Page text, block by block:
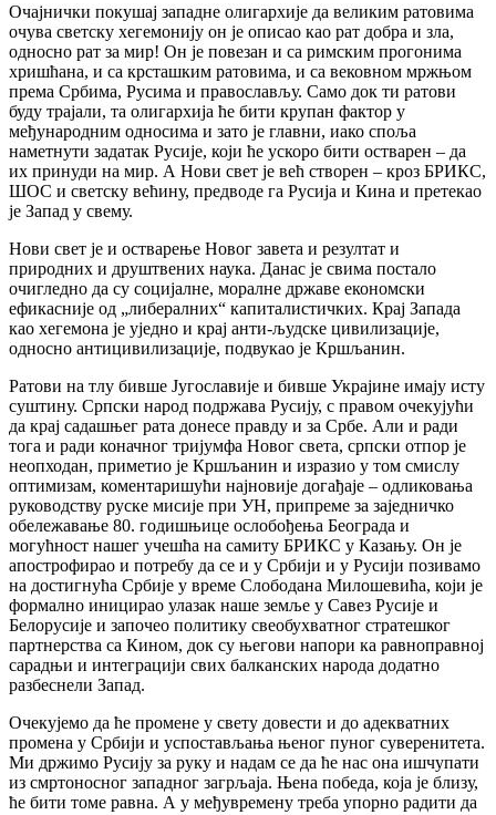
Очајнички покушај западне олигархије да великим ратовима
очува светску хегемонију он је описао као рат добра и зла,
односно рат за мир! Он је повезан и са римским прогонима
хришћана, и са крсташким ратовима, и са вековном мржњом
према Србима, Русима и православљу. Само док ти ратови
буду трајали, та олигархија ће бити крупан фактор у
међународним односима и зато је главни, иако споља
наметнути задатак Русије, који ће ускоро бити остварен – да
их принуди на мир. А Нови свет је већ створен – кроз БРИКС,
ШОС и светску већину, предводе га Русија и Кина и претекао
је Запад у свему.
Нови свет је и остварење Новог завета и резултат и
природних и друштвених наука. Данас је свима постало
очигледно да су социјалне, моралне државе економски
ефикасније од „либералних“ капиталистичких. Крај Запада
као хегемона је уједно и крај анти-људске цивилизације,
односно антицивилизације, подвукао је Кршљанин.
Ратови на тлу бивше Југославије и бивше Украјине имају исту
суштину. Српски народ подржава Русију, с правом очекујући
да крај садашњег рата донесе правду и за Србе. Али и ради
тога и ради коначног тријумфа Новог света, српски отпор је
неопходан, приметио је Кршљанин и изразио у том смислу
оптимизам, коментаришући најновије догађаје – одликовања
руководству руске мисије при УН, припреме за заједничко
обележавање 80. годишњице ослобођења Београда и
могућност нашег учешћа на самиту БРИКС у Казању. Он је
апострофирао и потребу да се и у Србији и у Русији позивамо
на достигнућа Србије у време Слободана Милошевића, који је
формално иницирао улазак наше земље у Савез Русије и
Белорусије и започео политику свеобухватног стратешког
партнерства са Кином, док су његови напори ка равноправној
сарадњи и интеграцији свих балканских народа додатно
разбеснели Запад.
Очекујемо да ће промене у свету довести и до адекватних
промена у Србији и успостављања њеног пуног суверенитета.
Ми држимо Русију за руку и надам се да ће нас она ишчупати
из смртоносног западног загрљаја. Њена победа, која је близу,
ће бити томе равна. А у међувремену треба упорно радити да